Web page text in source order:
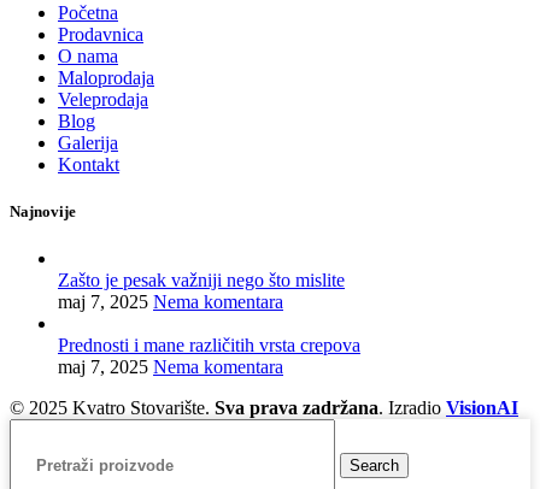
Početna
Prodavnica
O nama
Maloprodaja
Veleprodaja
Blog
Galerija
Kontakt
Najnovije
Zašto je pesak važniji nego što mislite
maj 7, 2025 Nema komentara
Prednosti i mane različitih vrsta crepova
maj 7, 2025 Nema komentara
© 2025 Kvatro Stovarište. Sva prava zadržana. Izradio VisionAI
Search